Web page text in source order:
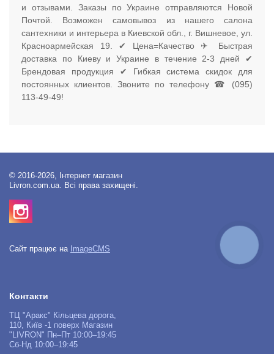
и отзывами. Заказы по Украине отправляются Новой
Почтой. Возможен самовывоз из нашего салона
сантехники и интерьера в Киевской обл., г. Вишневое, ул.
Красноармейская 19. ✔ Цена=Качество ✈ Быстрая
доставка по Киеву и Украине в течение 2-3 дней ✔
Брендовая продукция ✔ Гибкая система скидок для
постоянных клиентов. Звоните по телефону ☎ (095)
113-49-49!
© 2016-2026, Інтернет магазин
Livron.com.ua. Всі права захищені.
Сайт працює на ImageCMS
Контакти
ТЦ "Аракс" Кільцева дорога,
110, Київ -1 поверх Магазин
"LIVRON" Пн–Пт 10:00–19:45
Сб-Нд 10:00–19:45